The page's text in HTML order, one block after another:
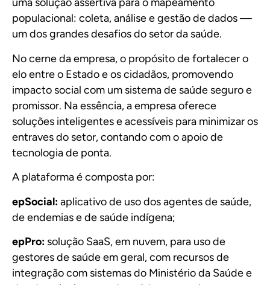
uma solução assertiva para o mapeamento
populacional: coleta, análise e gestão de dados —
um dos grandes desafios do setor da saúde.
No cerne da empresa, o propósito de fortalecer o
elo entre o Estado e os cidadãos, promovendo
impacto social com um sistema de saúde seguro e
promissor. Na essência, a empresa oferece
soluções inteligentes e acessíveis para minimizar os
entraves do setor, contando com o apoio de
tecnologia de ponta.
A plataforma é composta por:
epSocial:aplicativo de uso dos agentes de saúde,
de endemias e de saúde indígena;
epPro: solução SaaS, em nuvem, para uso de
gestores de saúde em geral, com recursos de
integração com sistemas do Ministério da Saúde e